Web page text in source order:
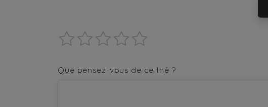
star
—
—
stars
Que pensez-vous de ce thé ?